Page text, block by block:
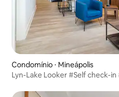
Condomínio ⋅ Mineápolis
Lyn-Lake Looker #Self check-